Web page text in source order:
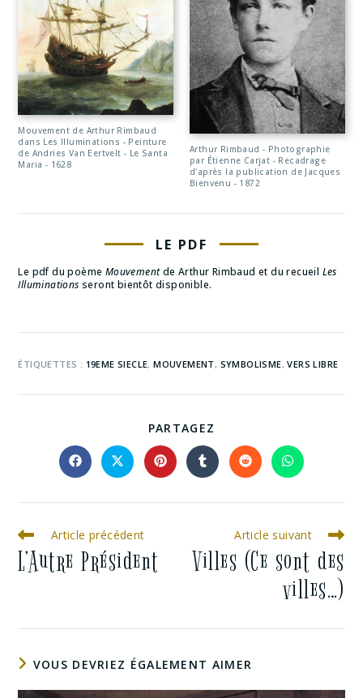
Mouvement de Arthur Rimbaud
dans Les Illuminations - Peinture
de Andries Van Eertvelt - Le Santa
Maria - 1628
Arthur Rimbaud - Photographie
par Étienne Carjat - Recadrage
d'après la publication de Jacques
Bienvenu - 1872
LE PDF
Le pdf du poème Mouvementde Arthur Rimbaud et du recueil Les
Illuminations seront bientôt disponible.
ÉTIQUETTES : 19EME SIECLE, MOUVEMENT, SYMBOLISME, VERS LIBRE
PARTAGEZ
Article précédent
L’Autre Président
Article suivant
Villes (Ce sont des
villes…)
VOUS DEVRIEZ ÉGALEMENT AIMER